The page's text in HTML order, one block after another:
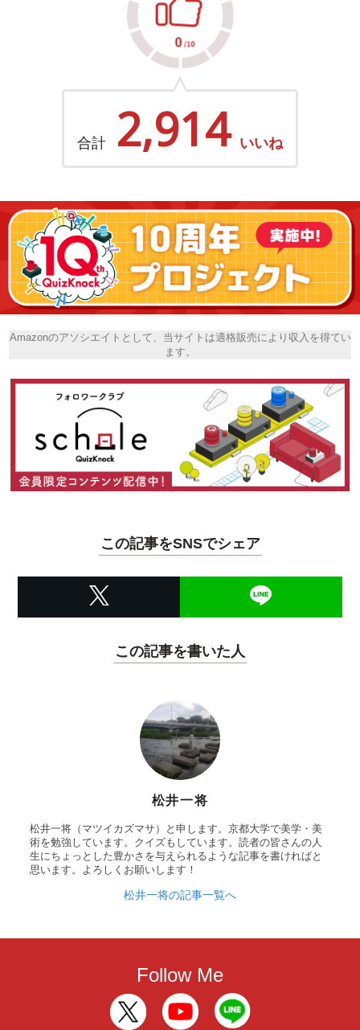
合計 2,914 いいね
Amazonのアソシエイトとして、当サイトは適格販売により収入を得てい
ます。
この記事をSNSでシェア
この記事を書いた人
松井一将
松井一将（マツイカズマサ）と申します。京都大学で美学・美
術を勉強しています。クイズもしています。読者の皆さんの人
生にちょっとした豊かさを与えられるような記事を書ければと
思います。よろしくお願いします！
松井一将の記事一覧へ
Follow Me